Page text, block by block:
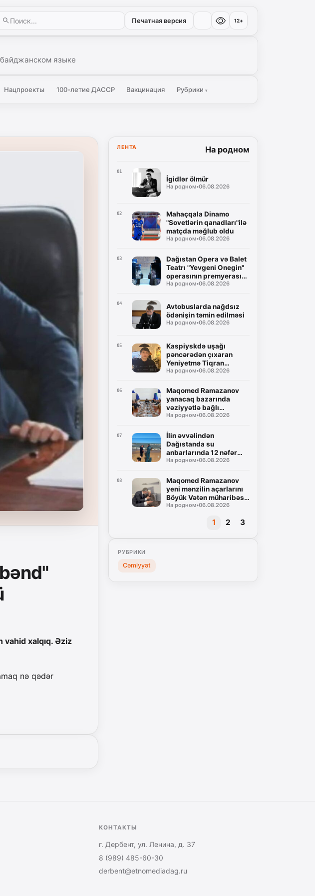
Печатная версия 12+
языке
Нацпроекты 100-летие ДАССР Вакцинация Рубрики▾
xalqıq. Əziz
nə qədər
ЛЕНТА На родном
01
İgidlər ölmür
На родном•06.08.2026
02
Mahaçqala Dinamo
"Sovetlərin qanadları"ilə
matçda məğlub oldu
На родном•06.08.2026
03
Dağıstan Opera və Balet
Teatrı "Yevgeni Onegin"
operasının premyerasını
uğurla təqdim etdi
На родном•06.08.2026
04
Avtobuslarda nağdsız
ödənişin təmin edilməsi
На родном•06.08.2026
05
Kaspiyskdə uşağı
pəncərədən çıxaran
Yeniyetmə Tiqran
Keosayan mükafatını
На родном•06.08.2026
06
Maqomed Ramazanov
yanacaq bazarında
vəziyyətlə bağlı
müşavirə keçirib
На родном•06.08.2026
07
İlin əvvəlindən
Dağıstanda su
anbarlarında 12 nəfər
ölüb, onlardan dördü
На родном•06.08.2026
08
Maqomed Ramazanov
yeni mənzilin açarlarını
Böyük Vətən müharibəsi
veteranı Musa
На родном•06.08.2026
1 2 3
РУБРИКИ
Cəmiyyət
КОНТАКТЫ
г. Дербент, ул. Ленина, д. 37
8 (989) 485-60-30
derbent@etnomediadag.ru